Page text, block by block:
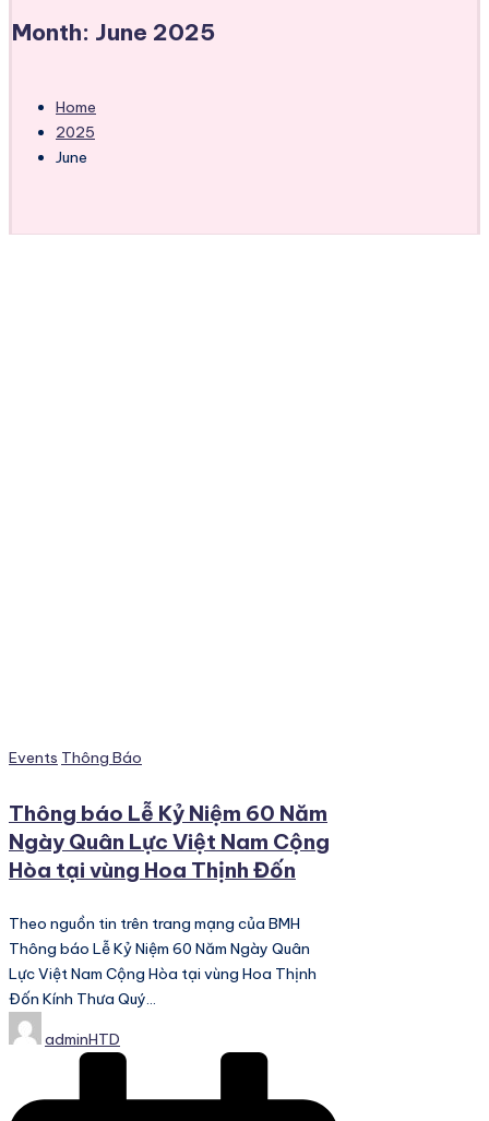
Month: June 2025
Home
2025
June
Posted
Events Thông Báo
Thông báo Lễ Kỷ Niệm 60 Năm
Ngày Quân Lực Việt Nam Cộng
Hòa tại vùng Hoa Thịnh Đốn
Theo nguồn tin trên trang mạng của BMH
Thông báo Lễ Kỷ Niệm 60 Năm Ngày Quân
Lực Việt Nam Cộng Hòa tại vùng Hoa Thịnh
Đốn Kính Thưa Quý…
Posted
by
adminHTD